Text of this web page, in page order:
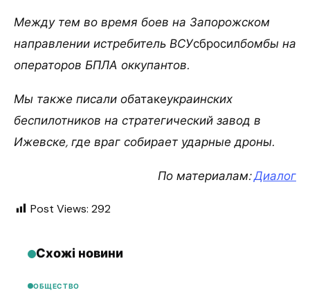
Между тем во время боев на Запорожском
направлении истребитель ВСУсбросилбомбы на
операторов БПЛА оккупантов.
Мы также писали обатакеукраинских
беспилотников на стратегический завод в
Ижевске, где враг собирает ударные дроны.
По материалам:Диалог
Post Views: 292
Схожі новини
ОБЩЕСТВО